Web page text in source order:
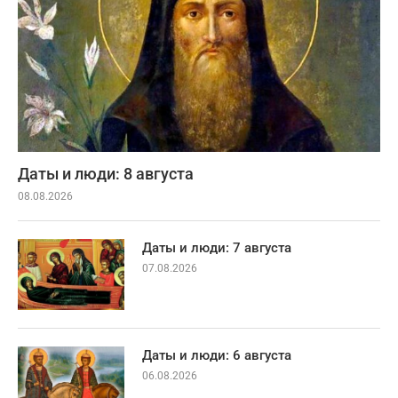
Даты и люди: 8 августа
08.08.2026
Даты и люди: 7 августа
07.08.2026
Даты и люди: 6 августа
06.08.2026